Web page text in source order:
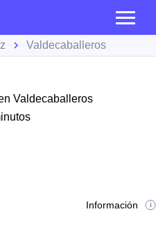
Valdecaballeros
Valdecaballeros
Información